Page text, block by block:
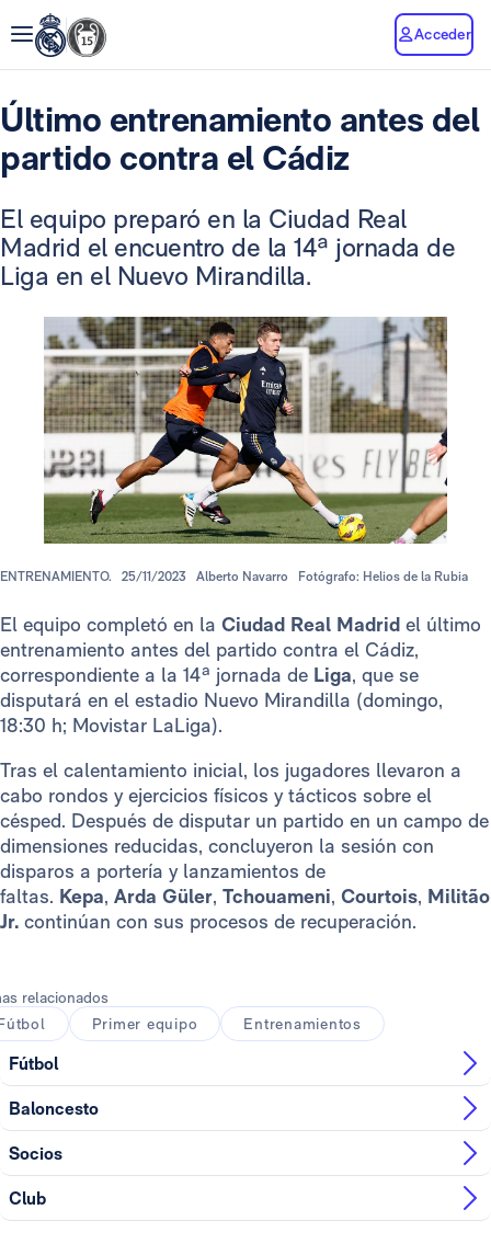
Acceder
Último entrenamiento antes del
partido contra el Cádiz
El equipo preparó en la Ciudad Real
Madrid el encuentro de la 14ª jornada de
Liga en el Nuevo Mirandilla.
ENTRENAMIENTO. 25/11/2023 Alberto Navarro Fotógrafo: Helios de la Rubia
El equipo completó en la Ciudad Real Madrid el último
entrenamiento antes del partido contra el Cádiz,
correspondiente a la 14ª jornada de Liga, que se
disputará en el estadio Nuevo Mirandilla (domingo,
18:30 h; Movistar LaLiga).
Tras el calentamiento inicial, los jugadores llevaron a
cabo rondos y ejercicios físicos y tácticos sobre el
césped. Después de disputar un partido en un campo de
dimensiones reducidas, concluyeron la sesión con
disparos a portería y lanzamientos de
faltas. Kepa, Arda Güler, Tchouameni, Courtois, Militão
Jr. continúan con sus procesos de recuperación.
relacionados
Primer equipo Entrenamientos
Fútbol
Baloncesto
Socios
Club